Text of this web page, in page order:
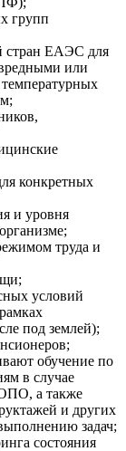
групп
стран ЕАЭС для
или
конкретных
и уровня
труда и
условий
под землей);
обучение по
в случае
а также
и других
задач;
состояния